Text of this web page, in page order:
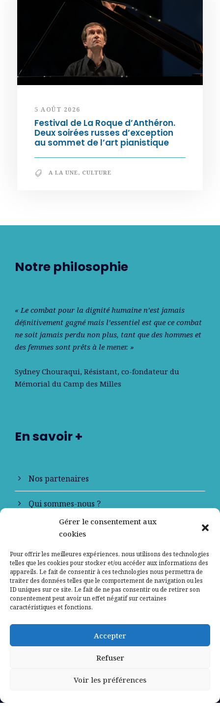
Gérer le consentement aux
cookies
Pour offrir les meilleures expériences, nous utilisons des technologies
telles que les cookies pour stocker et/ou accéder aux informations des
appareils. Le fait de consentir à ces technologies nous permettra de
traiter des données telles que le comportement de navigation ou les
ID uniques sur ce site. Le fait de ne pas consentir ou de retirer son
consentement peut avoir un effet négatif sur certaines
caractéristiques et fonctions.
Accepter
Refuser
Voir les préférences
5 AOÛT 2026
Festival de La Roque d’Anthéron.
Deux soirées russes d’exception
au sommet de l’art pianistique
A LA UNE, CULTURE
Notre philosophie
« Le combat pour la dignité humaine n’est jamais
déﬁnitivement gagné mais l’essentiel est que ce combat
ne soit jamais perdu non plus, tant que des hommes et
des femmes sont prêts à le mener. »
Sydney Chouraqui, Résistant, co-fondateur du
Mémorial du Camp des Milles
En savoir +
Nos partenaires
Qui sommes-nous ?
Contactez-nous
Mentions légales
Politique de confidentialité